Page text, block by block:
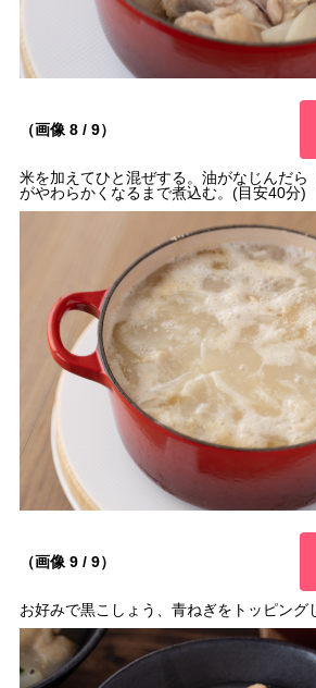
（画像 8 / 9）
米を加えてひと混ぜする。油がなじんだら
がやわらかくなるまで煮込む。(目安40分)
（画像 9 / 9）
お好みで黒こしょう、青ねぎをトッピング